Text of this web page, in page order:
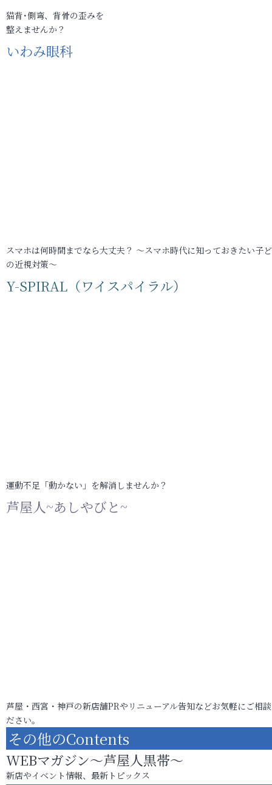
猫背･側弯、背骨の歪みを
整えませんか？
いわみ眼科
スマホは何時間までなら大丈夫？ ～スマホ時代に知っておきたい子
の近視対策～
Y-SPIRAL（ワイスパイラル）
運動不足「動かない」を解消しませんか？
芦屋人~あしやびと~
芦屋・西宮・神戸の新店舗PRやリニューアル告知などお気軽にご相
ださい。
その他のContents
WEBマガジン～芦屋人黒帯～
新店やイベント情報、最新トピックス